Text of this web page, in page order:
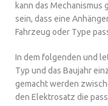
kann das Mechanismus
sein, dass eine
Fahrzeug oder Type
In dem folgenden und
Typ und das Baujahr
gemacht werden
den Elektrosatz die